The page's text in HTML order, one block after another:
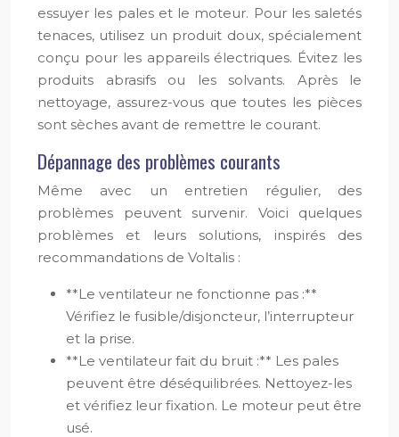
essuyer les pales et le moteur. Pour les saletés
tenaces, utilisez un produit doux, spécialement
conçu pour les appareils électriques. Évitez les
produits abrasifs ou les solvants. Après le
nettoyage, assurez-vous que toutes les pièces
sont sèches avant de remettre le courant.
Dépannage des problèmes courants
Même avec un entretien régulier, des
problèmes peuvent survenir. Voici quelques
problèmes et leurs solutions, inspirés des
recommandations de Voltalis :
**Le ventilateur ne fonctionne pas :**
Vérifiez le fusible/disjoncteur, l’interrupteur
et la prise.
**Le ventilateur fait du bruit :** Les pales
peuvent être déséquilibrées. Nettoyez-les
et vérifiez leur fixation. Le moteur peut être
usé.